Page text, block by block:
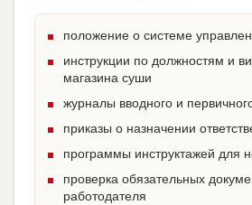
положение о системе
инструкции по должностям и
магазина суши
журналы вводного и
приказы о назначении
программы инструктажей для
проверка обязательных
работодателя